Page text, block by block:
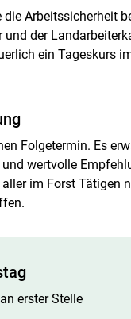
die Arbeitssicherheit
der
ein ­Tageskurs
Folgetermin. Es
wertvolle
im Forst
erster Stelle